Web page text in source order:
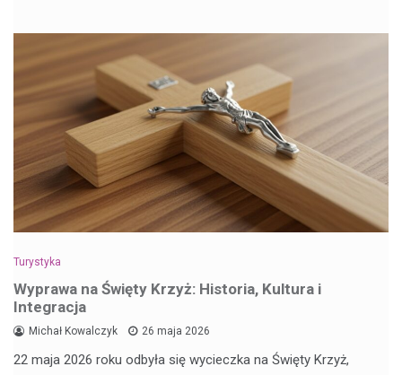
Turystyka
Wyprawa na Święty Krzyż: Historia, Kultura i
Integracja
Michał Kowalczyk 26 maja 2026
22 maja 2026 roku odbyła się wycieczka na Święty Krzyż,